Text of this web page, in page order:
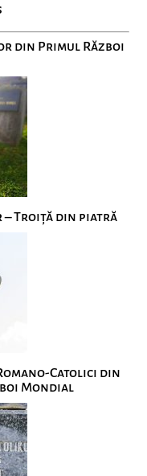
din Primul Război
Troiță din piatră
Catolici din
Mondial